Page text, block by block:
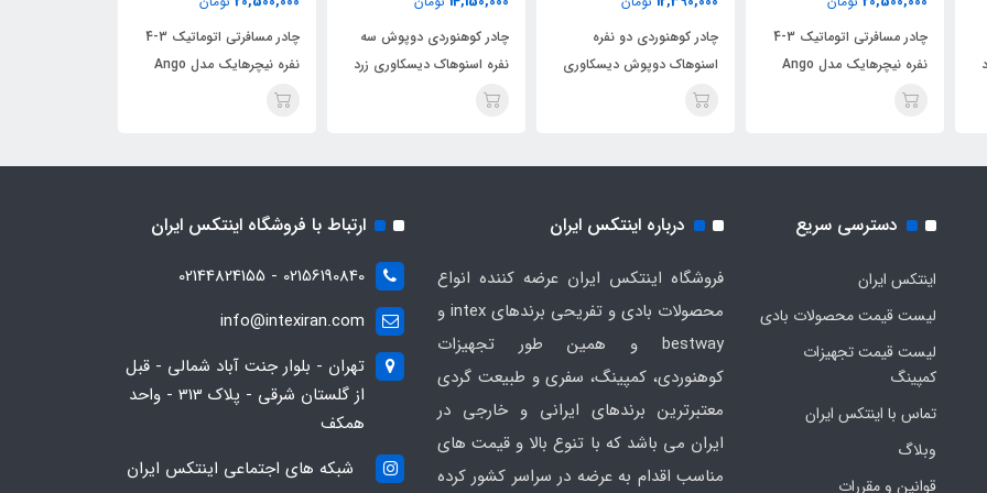
چادر کوهنوردی دو نفره
اسنوهاک دوپوش دیسکاوری
چادر کوهنوردی دوپوش سه
نفره اسنوهاک دیسکاوری زرد
چادر کوهنوردی دو نفره
اسنوهاک دوپوش دیسکاوری
دسترسی سریع
اینتکس ایران
لیست قیمت محصولات بادی
لیست قیمت تجهیزات
کمپینگ
تماس با اینتکس ایران
وبلاگ
قوانین و مقررات
درباره اینتکس ایران
فروشگاه اینتکس ایران عرضه کننده انواع
محصولات بادی و تفریحی برندهای intex و
bestway و همین طور تجهیزات
کوهنوردی، کمپینگ، سفری و طبیعت گردی
معتبرترین برندهای ایرانی و خارجی در
ایران می باشد که با تنوع بالا و قیمت های
مناسب اقدام به عرضه در سراسر کشور کرده
ارتباط با فروشگاه اینتکس ایران
02156190840 - 02144824155
info@intexiran.com
تهران - بلوار جنت آباد شمالی - قبل
از گلستان شرقی - پلاک 313 - واحد
همکف
شبکه های اجتماعی اینتکس ایران